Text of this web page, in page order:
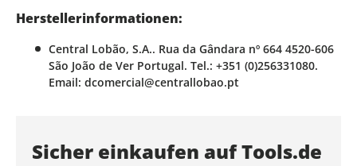
Herstellerinformationen:
Central Lobão, S.A.. Rua da Gândara nº 664 4520-606
São João de Ver Portugal. Tel.: +351 (0)256331080.
Email: dcomercial@centrallobao.pt
Sicher einkaufen auf Tools.de